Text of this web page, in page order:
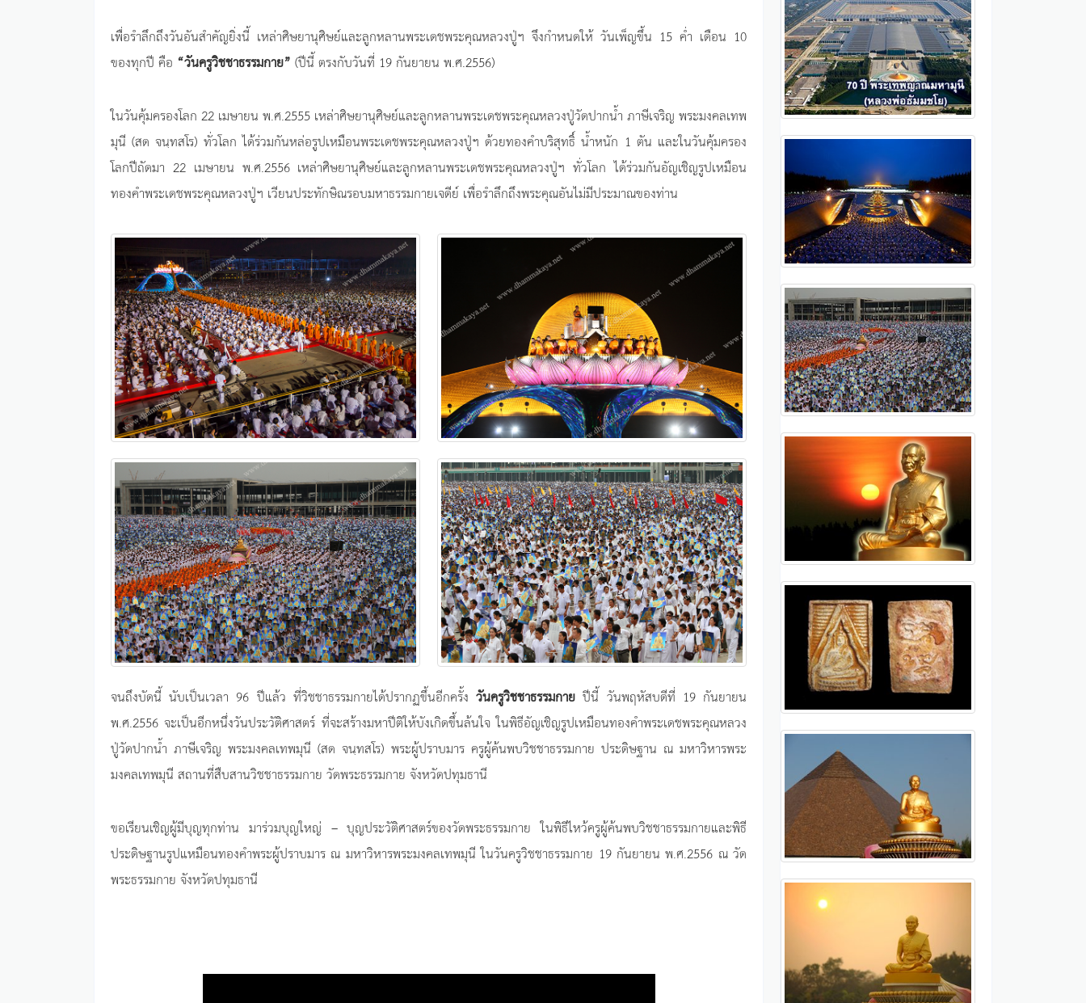
เพื่อรำลึกถึงวันอันสำคัญยิ่งนี้ เหล่าศิษยานุศิษย์และลูกหลานพระเดชพระคุณหลวงปู่ฯ จึงกำหนดให้ วันเพ็ญขึ้น 15 ค่ำ เดือน 10
ของทุกปี คือ “วันครูวิชชาธรรมกาย” (ปีนี้ ตรงกับวันที่ 19 กันยายน พ.ศ.2556)
ในวันคุ้มครองโลก 22 เมษายน พ.ศ.2555 เหล่าศิษยานุศิษย์และลูกหลานพระเดชพระคุณหลวงปู่วัดปากน้ำ ภาษีเจริญ พระมงคลเทพ
มุนี (สด จนฺทสโร) ทั่วโลก ได้ร่วมกันหล่อรูปเหมือนพระเดชพระคุณหลวงปู่ฯ ด้วยทองคำบริสุทธิ์ น้ำหนัก 1 ตัน และในวันคุ้มครอง
โลกปีถัดมา 22 เมษายน พ.ศ.2556 เหล่าศิษยานุศิษย์และลูกหลานพระเดชพระคุณหลวงปู่ฯ ทั่วโลก ได้ร่วมกันอัญเชิญรูปเหมือน
ทองคำพระเดชพระคุณหลวงปู่ฯ เวียนประทักษิณรอบมหาธรรมกายเจดีย์ เพื่อรำลึกถึงพระคุณอันไม่มีประมาณของท่าน
จนถึงบัดนี้ นับเป็นเวลา 96 ปีแล้ว ที่วิชชาธรรมกายได้ปรากฏขึ้นอีกครั้งวันครูวิชชาธรรมกาย ปีนี้ วันพฤหัสบดีที่ 19 กันยายน
พ.ศ.2556 จะเป็นอีกหนึ่งวันประวัติศาสตร์ ที่จะสร้างมหาปีติให้บังเกิดขึ้นล้นใจ ในพิธีอัญเชิญรูปเหมือนทองคำพระเดชพระคุณหลวง
ปู่วัดปากน้ำ ภาษีเจริญ พระมงคลเทพมุนี (สด จนฺทสโร) พระผู้ปราบมาร ครูผู้ค้นพบวิชชาธรรมกาย ประดิษฐาน ณ มหาวิหารพระ
มงคลเทพมุนี สถานที่สืบสานวิชชาธรรมกาย วัดพระธรรมกาย จังหวัดปทุมธานี
ขอเรียนเชิญผู้มีบุญทุกท่าน มาร่วมบุญใหญ่ – บุญประวัติศาสตร์ของวัดพระธรรมกาย ในพิธีไหว้ครูผู้ค้นพบวิชชาธรรมกายและพิธี
ประดิษฐานรูปแหมือนทองคำพระผู้ปราบมาร ณ มหาวิหารพระมงคลเทพมุนี ในวันครูวิชชาธรรมกาย 19 กันยายน พ.ศ.2556 ณ วัด
พระธรรมกาย จังหวัดปทุมธานี